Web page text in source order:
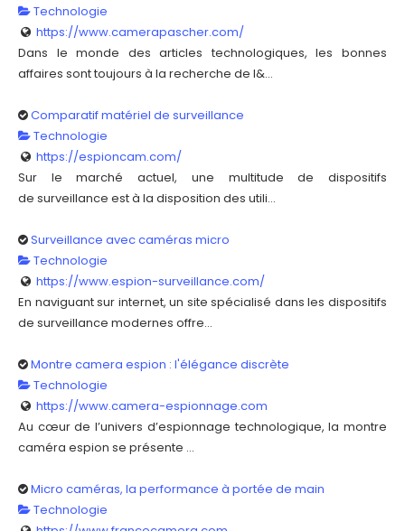
Technologie
https://www.camerapascher.com/
Dans le monde des articles technologiques, les bonnes
affaires sont toujours à la recherche de l&...
Comparatif matériel de surveillance
Technologie
https://espioncam.com/
Sur le marché actuel, une multitude de dispositifs
de surveillance est à la disposition des utili...
Surveillance avec caméras micro
Technologie
https://www.espion-surveillance.com/
En naviguant sur internet, un site spécialisé dans les dispositifs
de surveillance modernes offre...
Montre camera espion : l'élégance discrète
Technologie
https://www.camera-espionnage.com
Au cœur de l’univers d’espionnage technologique, la montre
caméra espion se présente ...
Micro caméras, la performance à portée de main
Technologie